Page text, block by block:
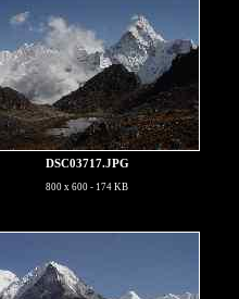
DSC03717.JPG
800 x 600 - 174 KB